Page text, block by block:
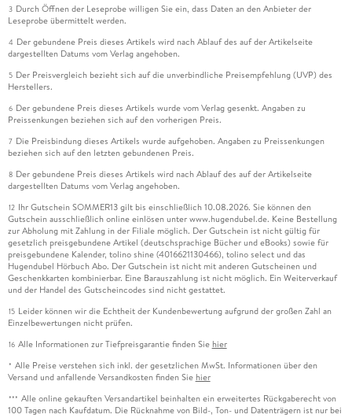
3 Durch Öffnen der Leseprobe willigen Sie ein, dass Daten an den Anbieter der
Leseprobe übermittelt werden.
4 Der gebundene Preis dieses Artikels wird nach Ablauf des auf der Artikelseite
dargestellten Datums vom Verlag angehoben.
5 Der Preisvergleich bezieht sich auf die unverbindliche Preisempfehlung (UVP) des
Herstellers.
6 Der gebundene Preis dieses Artikels wurde vom Verlag gesenkt. Angaben zu
Preissenkungen beziehen sich auf den vorherigen Preis.
7 Die Preisbindung dieses Artikels wurde aufgehoben. Angaben zu Preissenkungen
beziehen sich auf den letzten gebundenen Preis.
8 Der gebundene Preis dieses Artikels wird nach Ablauf des auf der Artikelseite
dargestellten Datums vom Verlag angehoben.
12 Ihr Gutschein SOMMER13 gilt bis einschließlich 10.08.2026. Sie können den
Gutschein ausschließlich online einlösen unter www.hugendubel.de. Keine Bestellung
zur Abholung mit Zahlung in der Filiale möglich. Der Gutschein ist nicht gültig für
gesetzlich preisgebundene Artikel (deutschsprachige Bücher und eBooks) sowie für
preisgebundene Kalender, tolino shine (4016621130466), tolino select und das
Hugendubel Hörbuch Abo. Der Gutschein ist nicht mit anderen Gutscheinen und
Geschenkkarten kombinierbar. Eine Barauszahlung ist nicht möglich. Ein Weiterverkauf
und der Handel des Gutscheincodes sind nicht gestattet.
15 Leider können wir die Echtheit der Kundenbewertung aufgrund der großen Zahl an
Einzelbewertungen nicht prüfen.
16 Alle Informationen zur Tiefpreisgarantie finden Sie hier
* Alle Preise verstehen sich inkl. der gesetzlichen MwSt. Informationen über den
Versand und anfallende Versandkosten finden Sie hier
*** Alle online gekauften Versandartikel beinhalten ein erweitertes Rückgaberecht von
100 Tagen nach Kaufdatum. Die Rücknahme von Bild-, Ton- und Datenträgern ist nur bei